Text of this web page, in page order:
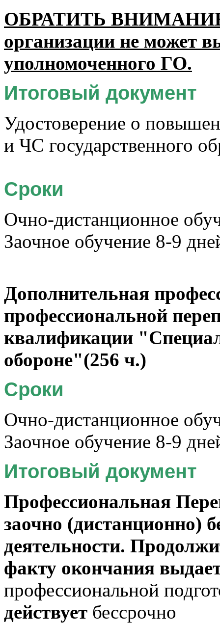
ОБРАТИТЬ ВНИМАНИЕ!
организации не может
уполномоченного ГО.
Итоговый документ
Удостоверение о
и ЧС государственного
Сроки
Очно-дистанционное
Заочное обучение 8-9
Дополнительная
профессиональной
квалификации
обороне"(256 ч.)
Сроки
Очно-дистанционное
Заочное обучение 8-9
Итоговый документ
Профессиональная
заочно (дистанционно)
деятельности.
факту окончания
профессиональной
действует бессрочно